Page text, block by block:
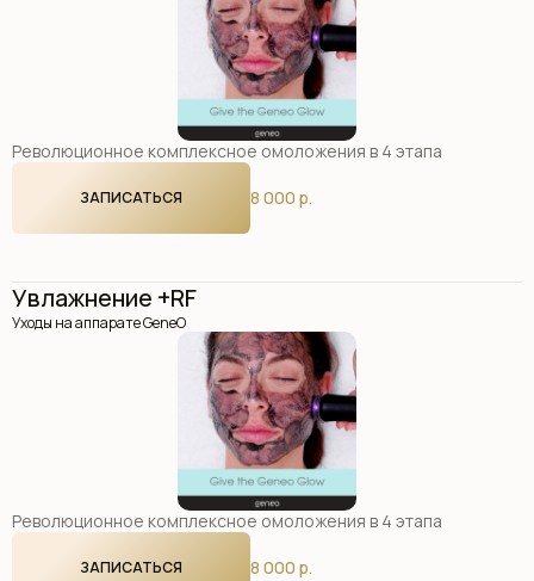
Революционное комплексное омоложения в 4 этапа
8 000 р.
ЗАПИСАТЬСЯ
Увлажнение +RF
Уходы на аппарате GeneO
Революционное комплексное омоложения в 4 этапа
8 000 р.
ЗАПИСАТЬСЯ